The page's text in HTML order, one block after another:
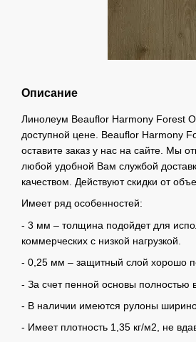
Описание
Линолеум Beauflor Harmony Forest
доступной цене. Beauflor Harmony
оставите заказ у нас на сайте. Мы
любой удобной Вам службой
качеством. Действуют скидки от
Имеет ряд особенностей:
- 3 мм – толщина подойдет для
коммерческих с низкой нагрузкой.
- 0,25 мм – защитный слой хорошо
- За счет пенной основы полностью
- В наличии имеются рулоны
- Имеет плотность 1,35 кг/м2, не